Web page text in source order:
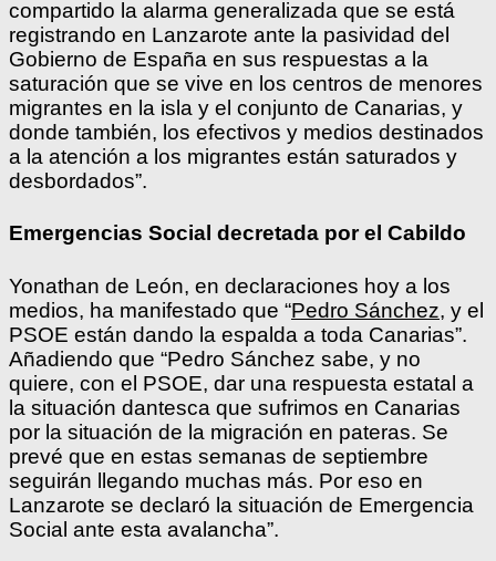
compartido la alarma generalizada que se está
registrando en Lanzarote ante la pasividad del
Gobierno de España en sus respuestas a la
saturación que se vive en los centros de menores
migrantes en la isla y el conjunto de Canarias, y
donde también, los efectivos y medios destinados
a la atención a los migrantes están saturados y
desbordados”.
Emergencias Social decretada por el Cabildo
Yonathan de León, en declaraciones hoy a los
medios, ha manifestado que “Pedro Sánchez, y el
PSOE están dando la espalda a toda Canarias”.
Añadiendo que “Pedro Sánchez sabe, y no
quiere, con el PSOE, dar una respuesta estatal a
la situación dantesca que sufrimos en Canarias
por la situación de la migración en pateras. Se
prevé que en estas semanas de septiembre
seguirán llegando muchas más. Por eso en
Lanzarote se declaró la situación de Emergencia
Social ante esta avalancha”.